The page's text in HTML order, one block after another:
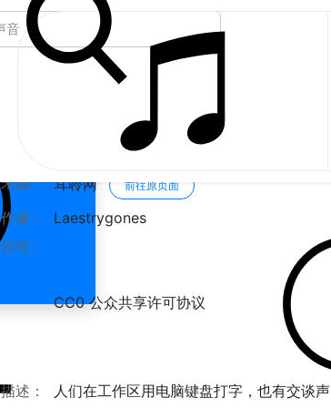
工作区电脑键盘打字
来源： 耳聆网 前往原页面
作者：
Laestrygones
许可：
CC0 公众共享许可协议
描述： 人们在工作区用电脑键盘打字，也有交谈声